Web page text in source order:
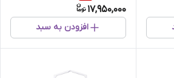
17,950,000
افزودن به سبد